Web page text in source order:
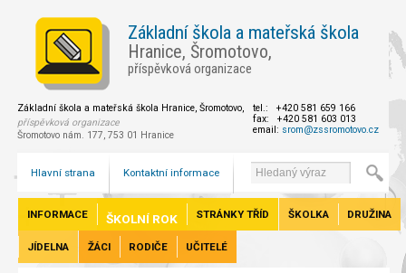
Základní škola a mateřská škola
Hranice, Šromotovo,
příspěvková organizace
Základní škola a mateřská škola Hranice, Šromotovo,
příspěvková organizace
Šromotovo nám. 177, 753 01 Hranice
tel.: +420 581 659 166
fax: +420 581 603 013
email: srom@zssromotovo.cz
Hlavní strana Kontaktní informace
INFORMACE ŠKOLNÍ ROK STRÁNKY TŘÍD ŠKOLKA DRUŽINA
JÍDELNA ŽÁCI RODIČE UČITELÉ